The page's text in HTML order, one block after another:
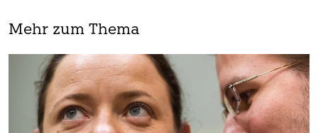
Mehr zum Thema